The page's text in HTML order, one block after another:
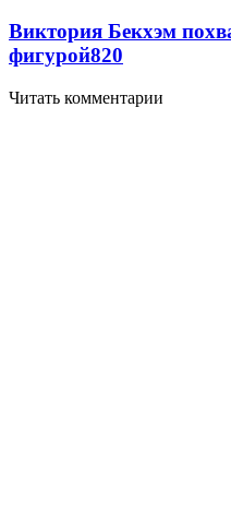
Виктория Бекхэм
фигурой820
Читать комментарии